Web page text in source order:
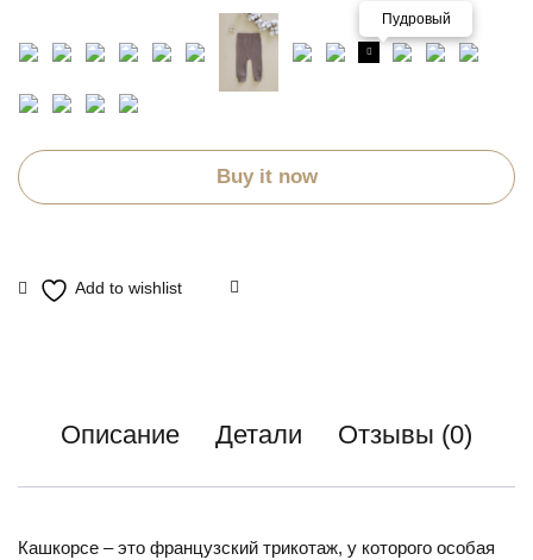
Пудровый
Buy it now
Описание Детали Отзывы (0)
Кашкорсе – это французский трикотаж, у которого особая